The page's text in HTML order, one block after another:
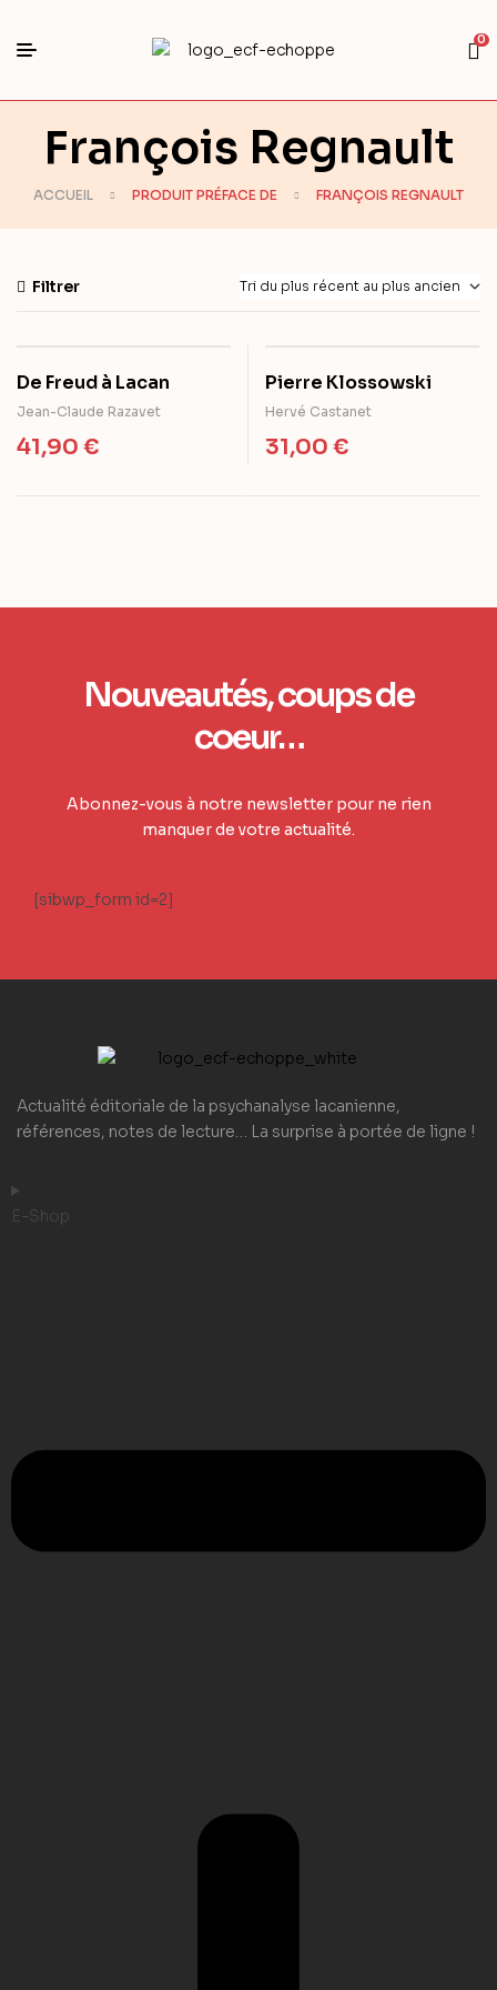
0
François Regnault
ACCUEIL PRODUIT PRÉFACE DE FRANÇOIS REGNAULT
Filtrer
De Freud à Lacan
Jean-Claude Razavet
41,90 €
Pierre Klossowski
Hervé Castanet
31,00 €
Nouveautés, coups de
coeur…
Abonnez-vous à notre newsletter pour ne rien
manquer de votre actualité.
[sibwp_form id=2]
Actualité éditoriale de la psychanalyse lacanienne,
références, notes de lecture… La surprise à portée de ligne !
E-Shop